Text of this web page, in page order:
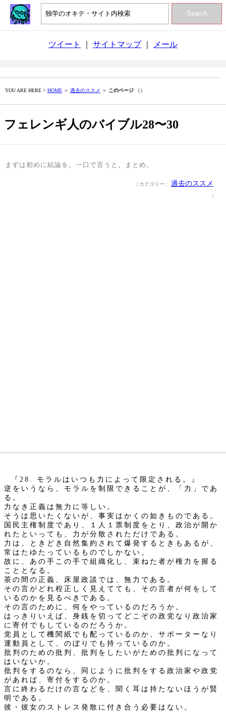
Search
ツイート サイトマップ｜ メール
YOU ARE HERE > HOME ＞ 過去のススメ ＞ このページ （）
フェレンギ人のバイブル28〜30
まずは初めに結論を。一口で言うと。まとめ。
| カテゴリー： 過去のススメ
|
『28. モラルはいつも力によって限定される。』
逆をいうなら、モラルを制限できることが、「力」であ
る。
力なき正義は無力に等しい。
そうは思いたくないが、事実はかくの如きものである。
国民主権制度であり、１人１票制度をとり、政治が開か
れたといっても、力が分散されただけである。
力は、ときどき自然集約されて爆発するときもあるが、
常はたゆたっているものでしかない。
故に、あの手この手で組織化し、束ねた者が権力を握る
こととなる。
茶の間の正義、床屋政談では、無力である。
その言がどれ程正しく見えてても、その言者が何をして
いるのかを見るべきである。
その言のために、何をやっているのだろうか。
はっきりいえば、身銭を切ってどこぞの政党なり政治家
に寄付でもしているのだろうか。
党員として機関紙でも配っているのか、サポーターなり
運動員として、のぼりでも持っているのか。
批判のための批判、批判をしたいがための批判になって
はいないか。
批判をするのなら、同じように批判をする政治家や政党
があれば、寄付をするのか。
言に終わるだけの言などを、聞く耳は持たないほうが賢
明である。
彼・彼女のストレス発散に付き合う必要はない。